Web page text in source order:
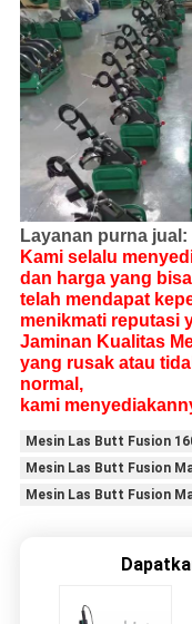
Layanan purna jual:
Kami selalu
dan harga yang
telah mendapat
menikmati reputasi
Jaminan Kualitas
yang rusak atau
normal,
kami
Mesin Las Butt Fusion
Mesin Las Butt Fusion
Mesin Las Butt Fusion